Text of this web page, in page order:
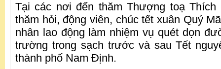
Tại các nơi đến thăm Thượng toạ
thăm hỏi, động viên, chúc tết xuân Quý
nhân lao động làm nhiệm vụ quét dọn
trường trong sạch trước và sau Tết
thành phố Nam Định.